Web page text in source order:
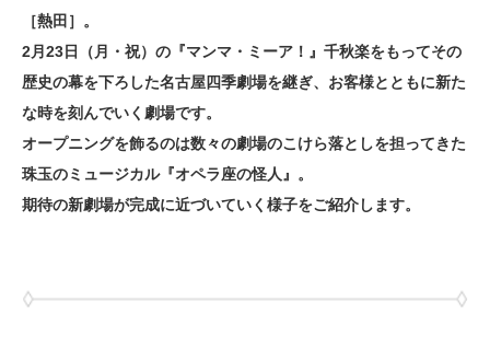
［熱田］。
2月23日（月・祝）の『マンマ・ミーア！』千秋楽をもってその
歴史の幕を下ろした名古屋四季劇場を継ぎ、お客様とともに新た
な時を刻んでいく劇場です。
オープニングを飾るのは数々の劇場のこけら落としを担ってきた
珠玉のミュージカル『オペラ座の怪人』。
期待の新劇場が完成に近づいていく様子をご紹介します。